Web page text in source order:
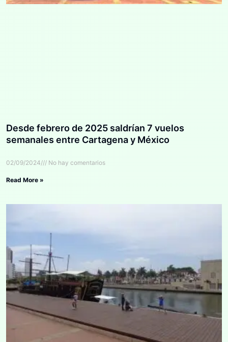
Desde febrero de 2025 saldrían 7 vuelos
semanales entre Cartagena y México
02/09/2024 No hay comentarios
Read More »